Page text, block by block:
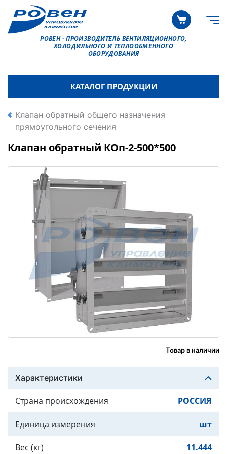
РОВЕН - ПРОИЗВОДИТЕЛЬ ВЕНТИЛЯЦИОННОГО,
ХОЛОДИЛЬНОГО И ТЕПЛООБМЕННОГО
ОБОРУДОВАНИЯ
КАТАЛОГ ПРОДУКЦИИ
Клапан обратный общего назначения
прямоугольного сечения
Клапан обратный КОп-2-500*500
Товар в наличии
Характеристики
Страна происхождения РОССИЯ
Единица измерения шт
Вес (кг) 11.444